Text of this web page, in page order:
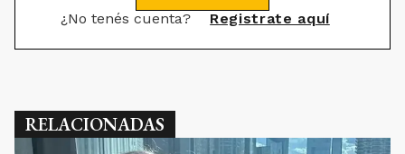
¿No tenés cuenta? Registrate aquí
RELACIONADAS